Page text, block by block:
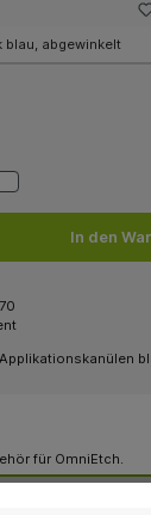
In den
für OmniEtch.